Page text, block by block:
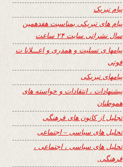
پیام تبریک
پیام های تبریکی بمناسبت هفدهمین
سال نشراتی سایت ۲۴ ساعت
پیامها ی تسلیت و همدری و اعـــلانا ت
فوتی
پیامهای تبریکی
پیشنهادات ، انتقادات و خواسته های
هموطنان
تجلیل از کانون های فرهنگی
تحلیل های سیاسی – اجتماعی
تحلیل های سیاسی ، اجتماعی ،
فرهنگی.